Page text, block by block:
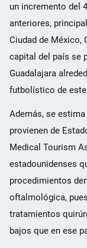
un incremento del
anteriores,
Ciudad de México,
capital del país se
Guadalajara
futbolístico de
Además, se
provienen de
Medical Tourism
estadounidenses
procedimientos
oftalmológica,
tratamientos
bajos que en ese